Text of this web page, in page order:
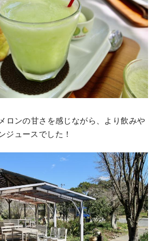
ロンの甘さを感じながら、より飲みや
ジュースでした！